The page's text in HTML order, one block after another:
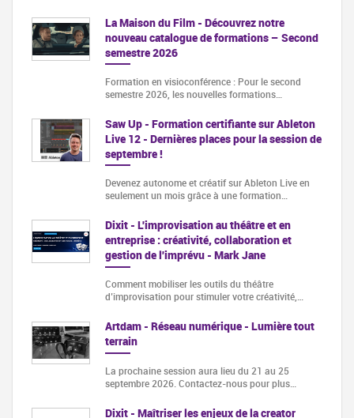
La Maison du Film - Découvrez notre
nouveau catalogue de formations – Second
semestre 2026
Formation en visioconférence : Pour le second
semestre 2026, les nouvelles formations…
Saw Up - Formation certifiante sur Ableton
Live 12 - Dernières places pour la session de
septembre !
Devenez autonome et créatif sur Ableton Live en
seulement un mois grâce à une formation…
Dixit - L'improvisation au théâtre et en
entreprise : créativité, collaboration et
gestion de l'imprévu - Mark Jane
Comment mobiliser les outils du théâtre
d’improvisation pour stimuler votre créativité,…
Artdam - Réseau numérique - Lumière tout
terrain
La prochaine session aura lieu du 21 au 25
septembre 2026. Contactez-nous pour plus…
Dixit - Maîtriser les enjeux de la creator